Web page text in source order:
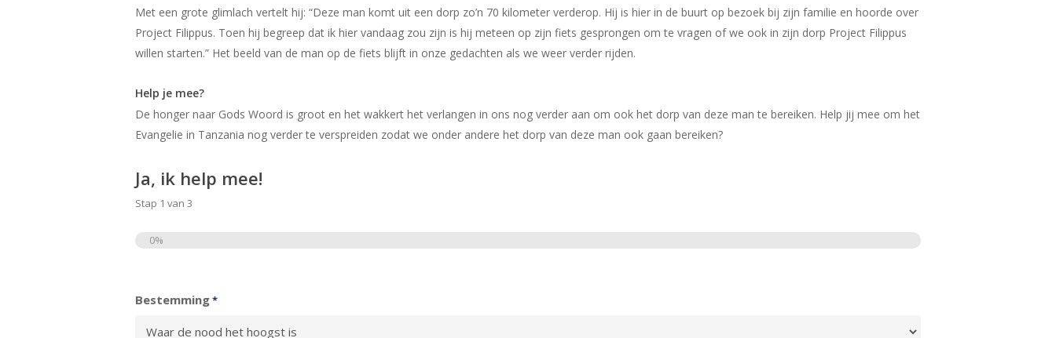
Met een grote glimlach vertelt hij: “Deze man komt uit een dorp zo’n 70 kilometer verderop. Hij is hier in de buurt op bezoek bij zijn familie en hoorde over
Project Filippus. Toen hij begreep dat ik hier vandaag zou zijn is hij meteen op zijn fiets gesprongen om te vragen of we ook in zijn dorp Project Filippus
willen starten.” Het beeld van de man op de fiets blijft in onze gedachten als we weer verder rijden.
Help je mee?
De honger naar Gods Woord is groot en het wakkert het verlangen in ons nog verder aan om ook het dorp van deze man te bereiken. Help jij mee om het
Evangelie in Tanzania nog verder te verspreiden zodat we onder andere het dorp van deze man ook gaan bereiken?
Ja, ik help mee!
Stap 1 van 3
0%
Bestemming*